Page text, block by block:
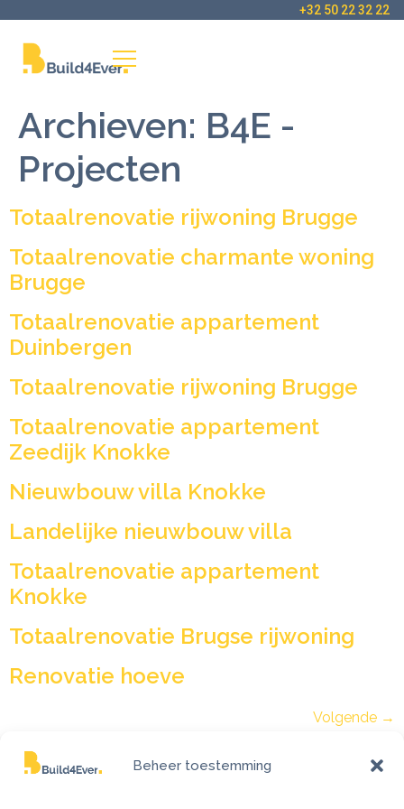
Beheer toestemming
+32 50 22 32 22
Archieven: B4E -
Projecten
Totaalrenovatie rijwoning Brugge
Totaalrenovatie charmante woning
Brugge
Totaalrenovatie appartement
Duinbergen
Totaalrenovatie rijwoning Brugge
Totaalrenovatie appartement
Zeedijk Knokke
Nieuwbouw villa Knokke
Landelijke nieuwbouw villa
Totaalrenovatie appartement
Knokke
Totaalrenovatie Brugse rijwoning
Renovatie hoeve
Volgende →